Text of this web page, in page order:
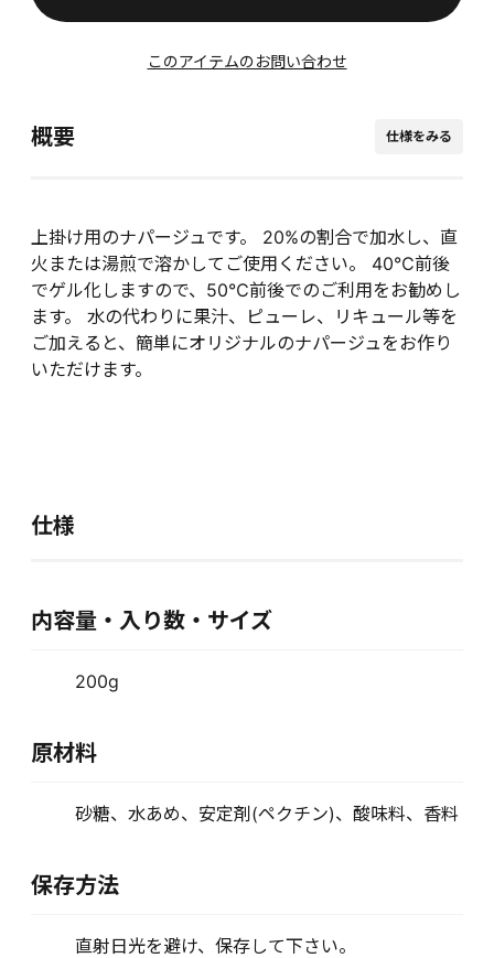
このアイテムのお問い合わせ
概要 仕様をみる
上掛け用のナパージュです。 20%の割合で加水し、直
火または湯煎で溶かしてご使用ください。 40℃前後
でゲル化しますので、50℃前後でのご利用をお勧めし
ます。 水の代わりに果汁、ピューレ、リキュール等を
ご加えると、簡単にオリジナルのナパージュをお作り
いただけます。
仕様
内容量・入り数・サイズ
200g
原材料
砂糖、水あめ、安定剤(ペクチン)、酸味料、香料
保存方法
直射日光を避け、保存して下さい。